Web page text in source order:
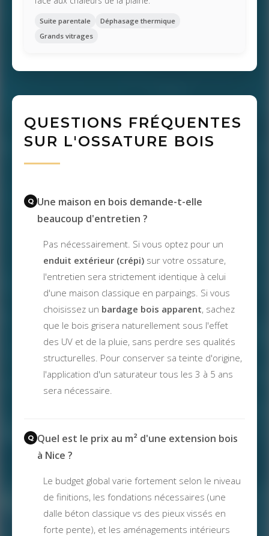
Suite parentale
Déphasage thermique
Grands vitrages
QUESTIONS FRÉQUENTES
SUR L'OSSATURE BOIS
Une maison en bois demande-t-elle
beaucoup d'entretien ?
Pas nécessairement. Si vous optez pour un
enduit extérieur (crépi) sur votre ossature,
l'entretien sera strictement identique à celui
d'une maison classique en parpaings. Si vous
choisissez un bardage bois apparent, sachez
que le bois grisera naturellement sous l'effet
des UV et de la pluie, sans perdre ses qualités
structurelles. Pour conserver sa teinte d'origine,
l'application d'un saturateur tous les 3 à 5 ans
sera nécessaire.
Quel est le prix au m² d'une extension bois
à Nice ?
Le budget global varie fortement selon le niveau
de finitions, les fondations nécessaires (une
dalle béton classique vs des pieux vissés en
forte pente), et les aménagements intérieurs